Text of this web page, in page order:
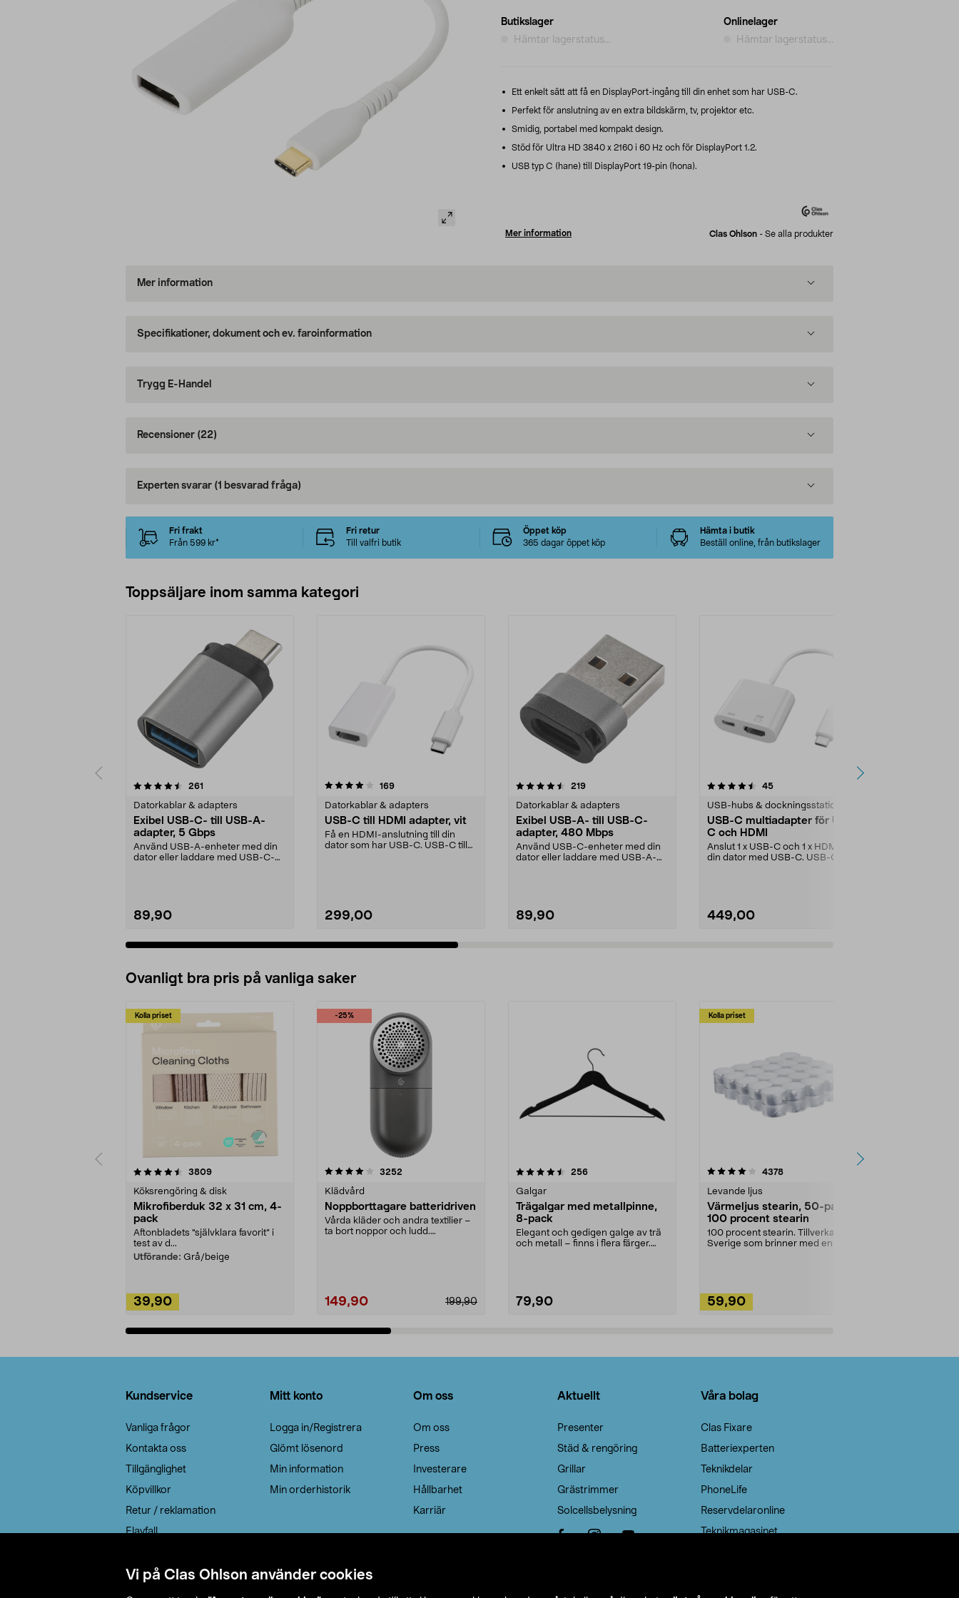
Vi på Clas Ohlson använder cookies
Butikslager
Hämtar lagerstatus...
Onlinelager
Hämtar lagerstatus...
Ett enkelt sätt att få en DisplayPort-ingång till din enhet som har USB-C.
Perfekt för anslutning av en extra bildskärm, tv, projektor etc.
Smidig, portabel med kompakt design.
Stöd för Ultra HD 3840 x 2160 i 60 Hz och för DisplayPort 1.2.
USB typ C (hane) till DisplayPort 19-pin (hona).
Mer information Clas Ohlson - Se alla produkter
Mer information
Specifikationer, dokument och ev. faroinformation
Trygg E-Handel
Recensioner (22)
Experten svarar (1 besvarad fråga)
Fri frakt
Från 599 kr*
Fri retur
Till valfri butik
Öppet köp
365 dagar öppet köp
Hämta i butik
Beställ online, från butikslager
Toppsäljare inom samma kategori
261
Datorkablar & adapters
Exibel USB-C- till USB-A-
adapter, 5 Gbps
Använd USB-A-enheter med din
dator eller laddare med USB-C-
89,90
4.0 av 5 stjärnor 169recensioner
Datorkablar & adapters
USB-C till HDMI adapter, vit
Få en HDMI-anslutning till din
dator som har USB-C. USB-C till
299,00
4.5 av 5 stjärnor 219recensioner
Datorkablar & adapters
Exibel USB-A- till USB-C-
adapter, 480 Mbps
Använd USB-C-enheter med din
dator eller laddare med USB-A-
89,90
4.5 av 5 stjärnor 45recensioner
USB-hubs & dockningsstationer
USB-C multiadapter för USB-
C och HDMI
Anslut 1 x USB-C och 1 x HDMI till
din dator med USB-C. USB-C
449,00
4.5 av 5 stjärnor
Ovanligt bra pris på vanliga saker
Kolla priset
3809recensioner
Köksrengöring & disk
Mikrofiberduk 32 x 31 cm, 4-
pack
Aftonbladets "självklara favorit” i
test av d...
Utförande: Grå/beige
39,90
-25%
4.0av 5 stjärnor 3252
Klädvård
Noppborttagare batteridriven
Vårda kläder och andra textilier –
ta bort noppor och ludd.
199,90
149,90
4.5av 5 stjärnor 256recensioner
Galgar
Trägalgar med metallpinne,
8-pack
Elegant och gedigen galge av trä
och metall – finns i flera färger.
79,90
Kolla priset
4.0av 5 stjärnor 4378recensioner
Levande ljus
Värmeljus stearin, 50-pack,
100 procent stearin
100 procent stearin. Tillverkade i
Sverige som brinner med en
59,90
4.5av 5 stjärnor
Kundservice
Vanliga frågor
Kontakta oss
Tillgänglighet
Köpvillkor
Retur / reklamation
Elavfall
Leveransalternativ
Mitt konto
Logga in/Registrera
Glömt lösenord
Min information
Min orderhistorik
Om oss
Om oss
Press
Investerare
Hållbarhet
Karriär
Aktuellt
Presenter
Städ & rengöring
Grillar
Grästrimmer
Solcellsbelysning
Våra bolag
Clas Fixare
Batteriexperten
Teknikdelar
PhoneLife
Reservdelaronline
Teknikmagasinet